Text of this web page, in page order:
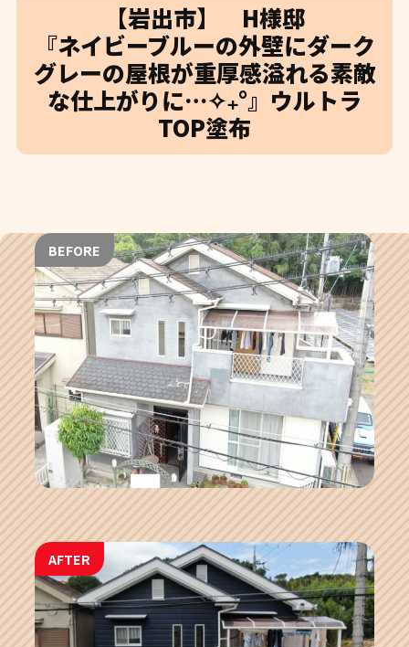
【岩出市】 H様邸
『ネイビーブルーの外壁にダーク
グレーの屋根が重厚感溢れる素敵
な仕上がりに…✧₊°』ウルトラ
TOP塗布
BEFORE
AFTER